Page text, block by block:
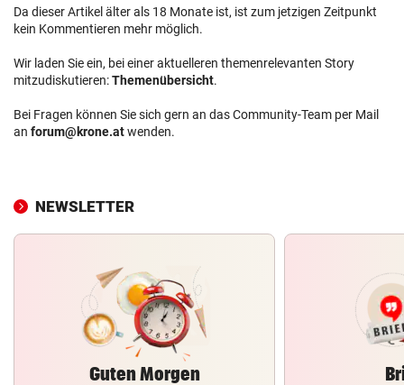
Da dieser Artikel älter als 18 Monate ist, ist zum jetzigen Zeitpunkt
kein Kommentieren mehr möglich.
Wir laden Sie ein, bei einer aktuelleren themenrelevanten Story
mitzudiskutieren:Themenübersicht.
Bei Fragen können Sie sich gern an das Community-Team per Mail
an forum@krone.atwenden.
NEWSLETTER
Guten Morgen